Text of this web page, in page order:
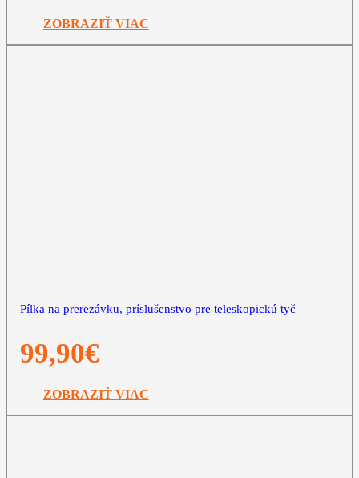
ZOBRAZIŤ VIAC
Pílka na prerezávku, príslušenstvo pre teleskopickú tyč
99,90€
ZOBRAZIŤ VIAC